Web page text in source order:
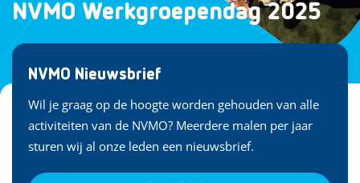
NVMO Werkgroependag 2025
NVMO Nieuwsbrief
Wil je graag op de hoogte worden gehouden van alle
activiteiten van de NVMO? Meerdere malen per jaar
sturen wij al onze leden een nieuwsbrief.